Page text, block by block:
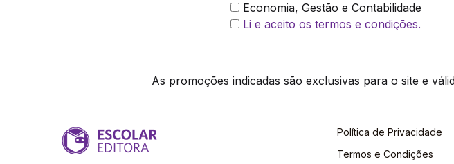
Economia, Gestão e Contabilidade
Li e aceito os termos e condições.
As promoções indicadas são exclusivas para o site e
Política de Privacidade
Termos e Condições